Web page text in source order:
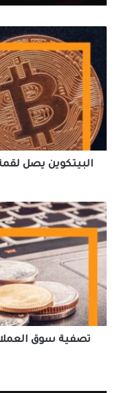
لقمة
25
ألف
دولار،
كما
يتسلق
الإيثيريوم
القمة
تصفية
سوق
العملات
المشفرة
185
دولار
؛
تراجع